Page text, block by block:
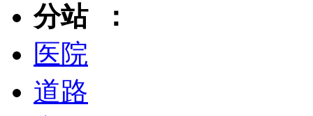
分站 ：
医院
道路